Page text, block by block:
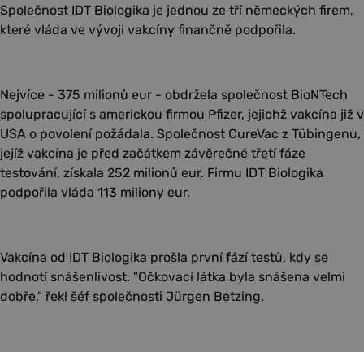
Společnost IDT Biologika je jednou ze tří německých firem,
které vláda ve vývoji vakcíny finančně podpořila.
Nejvíce - 375 milionů eur - obdržela společnost BioNTech
spolupracující s americkou firmou Pfizer, jejichž vakcína již v
USA o povolení požádala. Společnost CureVac z Tübingenu,
jejíž vakcína je před začátkem závěrečné třetí fáze
testování, získala 252 milionů eur. Firmu IDT Biologika
podpořila vláda 113 miliony eur.
Vakcína od IDT Biologika prošla první fází testů, kdy se
hodnotí snášenlivost. "Očkovací látka byla snášena velmi
dobře," řekl šéf společnosti Jürgen Betzing.